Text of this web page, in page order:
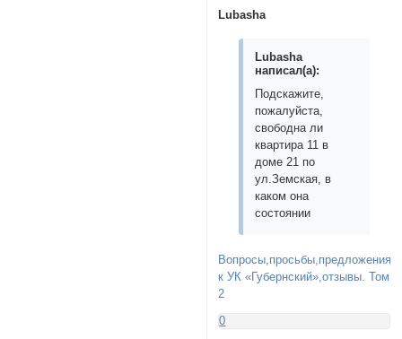
Lubasha
Lubasha
написал(а):
Подскажите,
пожалуйста,
свободна ли
квартира 11 в
доме 21 по
ул.Земская, в
каком она
состоянии
Вопросы,просьбы,предложения
к УК «Губернский»,отзывы. Том
2
0